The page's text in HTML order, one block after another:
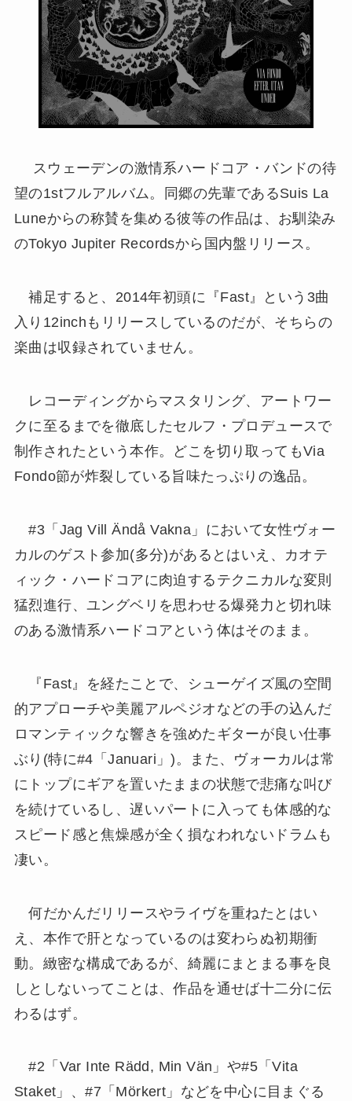
スウェーデンの激情系ハードコア・バンドの待
望の1stフルアルバム。同郷の先輩であるSuis La
Luneからの称賛を集める彼等の作品は、お馴染み
のTokyo Jupiter Recordsから国内盤リリース。
補足すると、2014年初頭に『Fast』という3曲
入り12inchもリリースしているのだが、そちらの
楽曲は収録されていません。
レコーディングからマスタリング、アートワー
クに至るまでを徹底したセルフ・プロデュースで
制作されたという本作。どこを切り取ってもVia
Fondo節が炸裂している旨味たっぷりの逸品。
#3「Jag Vill Ändå Vakna」において女性ヴォー
カルのゲスト参加(多分)があるとはいえ、カオテ
ィック・ハードコアに肉迫するテクニカルな変則
猛烈進行、ユングベリを思わせる爆発力と切れ味
のある激情系ハードコアという体はそのまま。
『Fast』を経たことで、シューゲイズ風の空間
的アプローチや美麗アルペジオなどの手の込んだ
ロマンティックな響きを強めたギターが良い仕事
ぶり(特に#4「Januari」)。また、ヴォーカルは常
にトップにギアを置いたままの状態で悲痛な叫び
を続けているし、遅いパートに入っても体感的な
スピード感と焦燥感が全く損なわれないドラムも
凄い。
何だかんだリリースやライヴを重ねたとはい
え、本作で肝となっているのは変わらぬ初期衝
動。緻密な構成であるが、綺麗にまとまる事を良
しとしないってことは、作品を通せば十二分に伝
わるはず。
#2「Var Inte Rädd, Min Vän」や#5「Vita
Staket」、#7「Mörkert」などを中心に目まぐる